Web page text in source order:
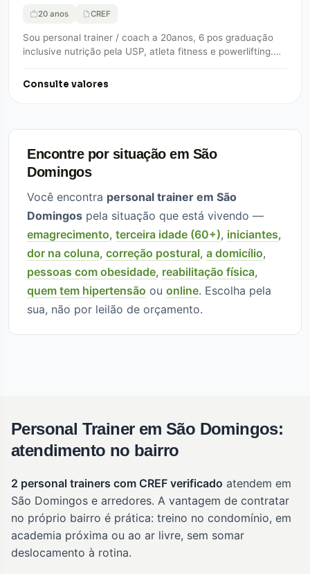
20 anos CREF
Sou personal trainer / coach a 20anos, 6 pos graduação
inclusive nutrição pela USP, atleta fitness e powerlifting.
Consulte valores
Encontre por situação em São
Domingos
Você encontra personal trainer em São
Domingos pela situação que está vivendo —
emagrecimento, terceira idade (60+), iniciantes,
dor na coluna, correção postural, a domicílio,
pessoas com obesidade, reabilitação física,
quem tem hipertensão ou online. Escolha pela
sua, não por leilão de orçamento.
Personal Trainer em São Domingos:
atendimento no bairro
2 personal trainers com CREF verificado atendem em
São Domingos e arredores. A vantagem de contratar
no próprio bairro é prática: treino no condomínio, em
academia próxima ou ao ar livre, sem somar
deslocamento à rotina.